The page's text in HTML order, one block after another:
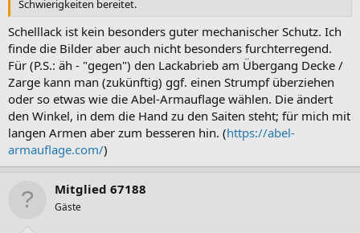
Schwierigkeiten bereitet.
Schelllack ist kein besonders guter mechanischer Schutz. Ich
finde die Bilder aber auch nicht besonders furchterregend.
Für (P.S.: äh - "gegen") den Lackabrieb am Übergang Decke /
Zarge kann man (zukünftig) ggf. einen Strumpf überziehen
oder so etwas wie die Abel-Armauflage wählen. Die ändert
den Winkel, in dem die Hand zu den Saiten steht; für mich mit
langen Armen aber zum besseren hin. (https://abel-
armauflage.com/)
Mitglied 67188
Gäste